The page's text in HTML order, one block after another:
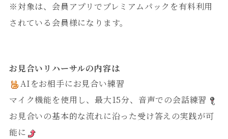
※対象は、会員アプリでプレミアムパックを有料利用
されている会員様になります。
お見合いリハーサルの内容は
AIをお相手にお見合い練習
マイク機能を使用し、最大15分、音声での会話練習
お見合いの基本的な流れに沿った受け答えの実践が可
能に